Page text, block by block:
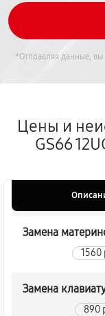
*Отправляя данные, вы
Цены и
GS66
Замена
1560
Замена
890